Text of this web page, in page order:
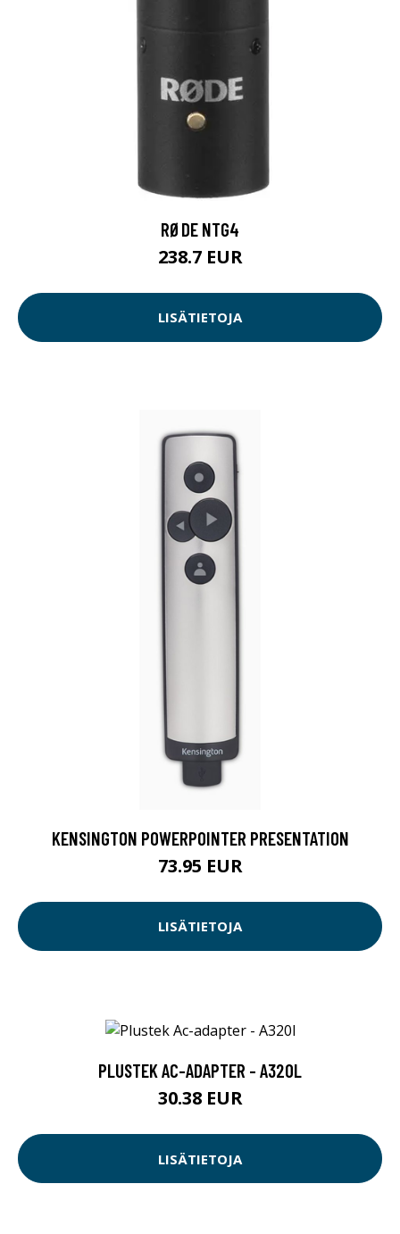
RØDE NTG4
238.7 EUR
LISÄTIETOJA
KENSINGTON POWERPOINTER PRESENTATION
73.95 EUR
LISÄTIETOJA
PLUSTEK AC-ADAPTER - A320L
30.38 EUR
LISÄTIETOJA